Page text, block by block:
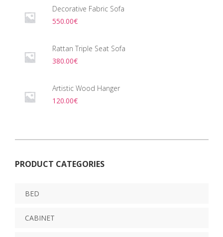
Decorative Fabric Sofa
550.00€
Rattan Triple Seat Sofa
380.00€
Artistic Wood Hanger
120.00€
PRODUCT CATEGORIES
BED
CABINET